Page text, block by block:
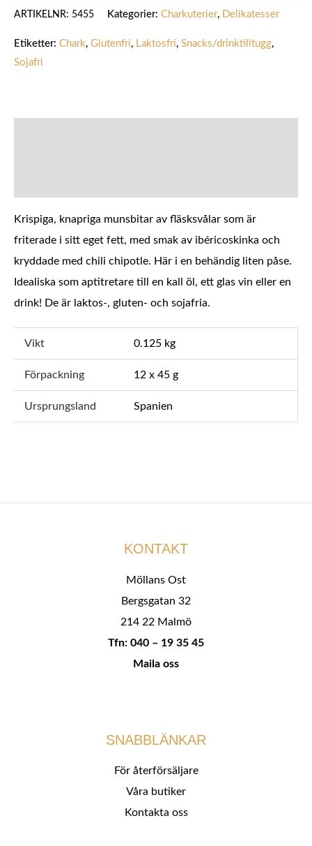
ARTIKELNR: 5455 Kategorier: Charkuterier, Delikatesser
Etiketter: Chark, Glutenfri, Laktosfri, Snacks/drinktilltugg,
Sojafri
Krispiga, knapriga munsbitar av fläsksvålar som är
friterade i sitt eget fett, med smak av ibéricoskinka och
kryddade med chili chipotle. Här i en behändig liten påse.
Idealiska som aptitretare till en kall öl, ett glas vin eller en
drink! De är laktos-, gluten- och sojafria.
Vikt 0.125 kg
Förpackning 12 x 45 g
Ursprungsland Spanien
KONTAKT
Möllans Ost
Bergsgatan 32
214 22 Malmö
Tfn: 040 – 19 35 45
Maila oss
SNABBLÄNKAR
För återförsäljare
Våra butiker
Kontakta oss